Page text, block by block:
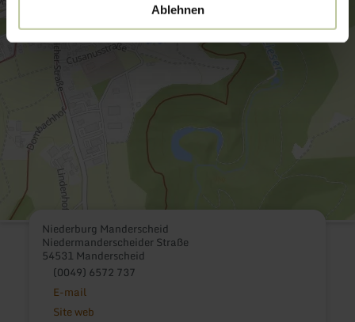
Ablehnen
Niederburg Manderscheid
Niedermanderscheider Straße
54531 Manderscheid
(0049) 6572 737
E-mail
Site web